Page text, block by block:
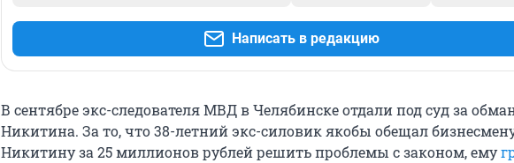
Написать в редакцию
В сентябре экс-следователя МВД в Челябинске отдали под суд за
Никитина. За то, что 38-летний экс-силовик якобы обещал
Никитину за 25 миллионов рублей решить проблемы с законом, ему